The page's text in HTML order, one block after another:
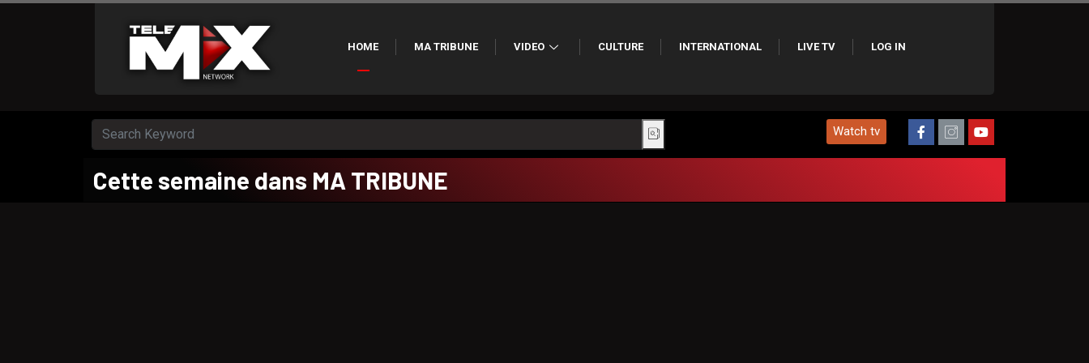
HOME MA TRIBUNE VIDEO CULTURE INTERNATIONAL LIVE TV LOG IN
Watch tv
Cette semaine dans MA TRIBUNE